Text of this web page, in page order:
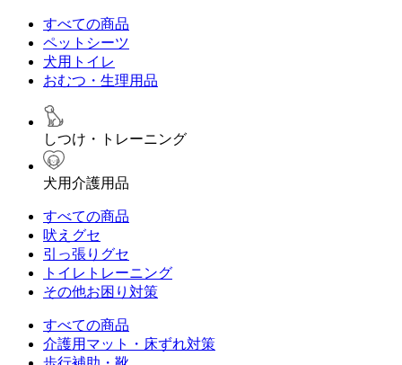
すべての商品
ペットシーツ
犬用トイレ
おむつ・生理用品
しつけ・トレーニング
犬用介護用品
すべての商品
吠えグセ
引っ張りグセ
トイレトレーニング
その他お困り対策
すべての商品
介護用マット・床ずれ対策